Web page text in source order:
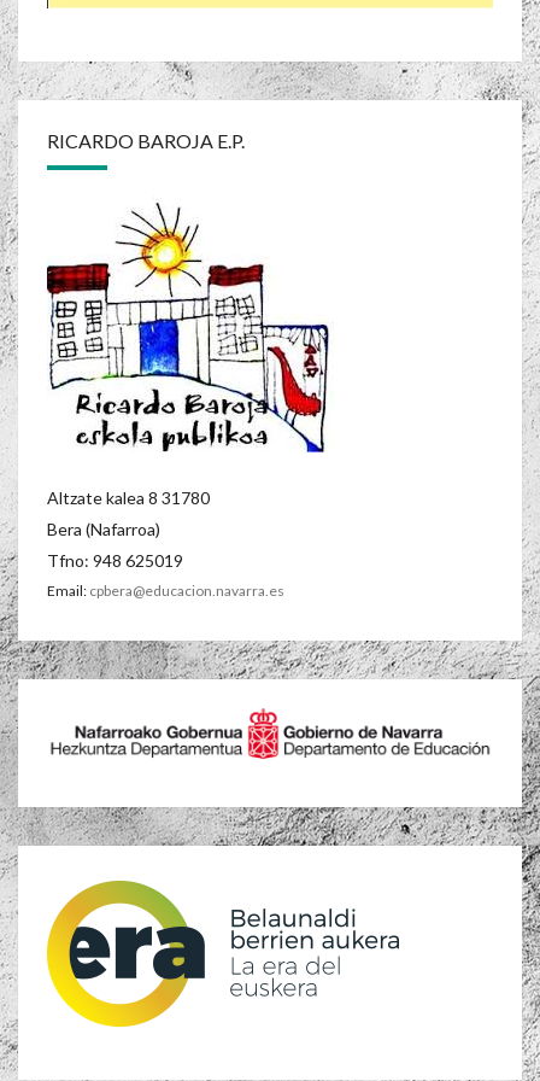
RICARDO BAROJA E.P.
Altzate kalea 8 31780
Bera (Nafarroa)
Tfno: 948 625019
Email: cpbera@educacion.navarra.es